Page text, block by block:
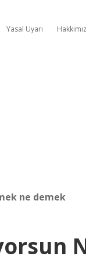
Yasal Uyarı
ne demek